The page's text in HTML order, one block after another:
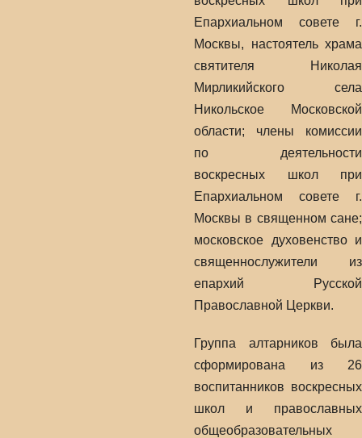
Епархиальном совете г.
Москвы, настоятель храма
святителя Николая
Мирликийского села
Никольское Московской
области; члены комиссии
по деятельности
воскресных школ при
Епархиальном совете г.
Москвы в священном сане;
московское духовенство и
священнослужители из
епархий Русской
Православной Церкви.
Группа алтарников была
сформирована из 26
воспитанников воскресных
школ и православных
общеобразовательных